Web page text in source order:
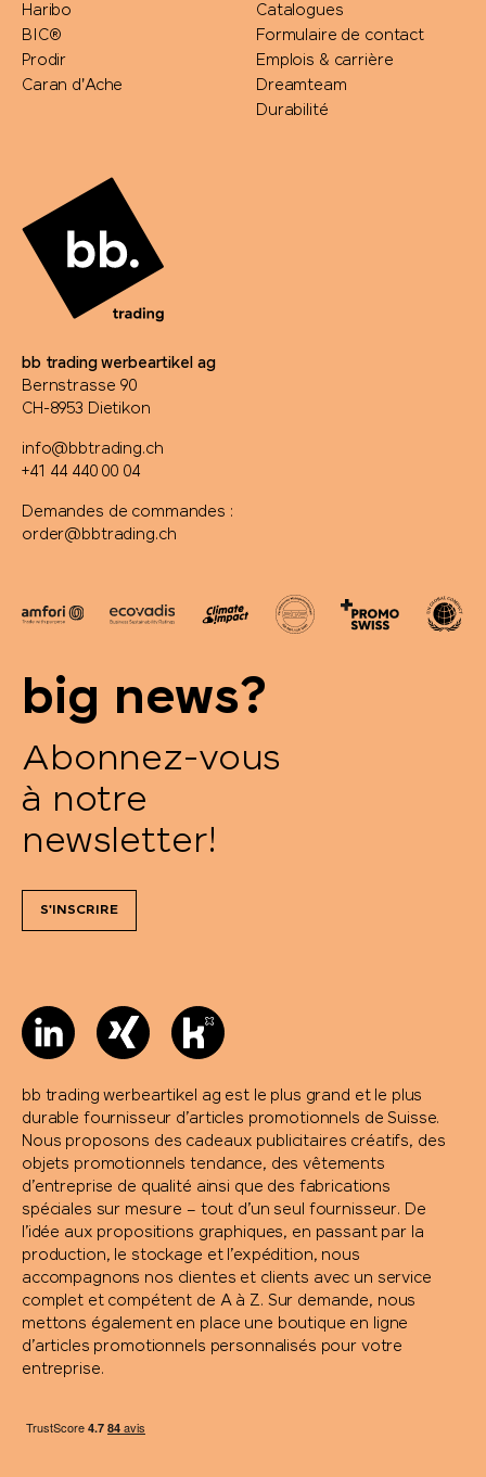
Haribo
BIC®
Prodir
Caran d'Ache
Catalogues
Formulaire de contact
Emplois & carrière
Dreamteam
Durabilité
bb trading werbeartikel ag
Bernstrasse 90
CH-8953 Dietikon
info@bbtrading.ch
+41 44 440 00 04
Demandes de commandes :
order@bbtrading.ch
big news?
Abonnez-vous
à notre
newsletter!
S'INSCRIRE
bb trading werbeartikel ag est le plus grand et le plus
durable fournisseur d’articles promotionnels de Suisse.
Nous proposons des cadeaux publicitaires créatifs, des
objets promotionnels tendance, des vêtements
d’entreprise de qualité ainsi que des fabrications
spéciales sur mesure – tout d’un seul fournisseur. De
l’idée aux propositions graphiques, en passant par la
production, le stockage et l’expédition, nous
accompagnons nos clientes et clients avec un service
complet et compétent de A à Z. Sur demande, nous
mettons également en place une boutique en ligne
d’articles promotionnels personnalisés pour votre
entreprise.